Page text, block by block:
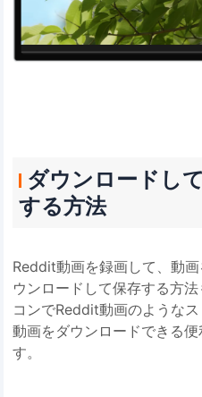
ダウンロードし
する方法
Reddit動画を録画して、動
ウンロードして保存する方
コンでReddit動画のような
動画をダウンロードできる
す。